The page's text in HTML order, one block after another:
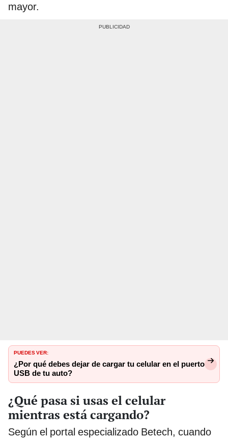
mayor.
PUEDES VER:
¿Por qué debes dejar de cargar tu celular en el puerto
USB de tu auto?
¿Qué pasa si usas el celular
mientras está cargando?
Según el portal especializado Betech, cuando